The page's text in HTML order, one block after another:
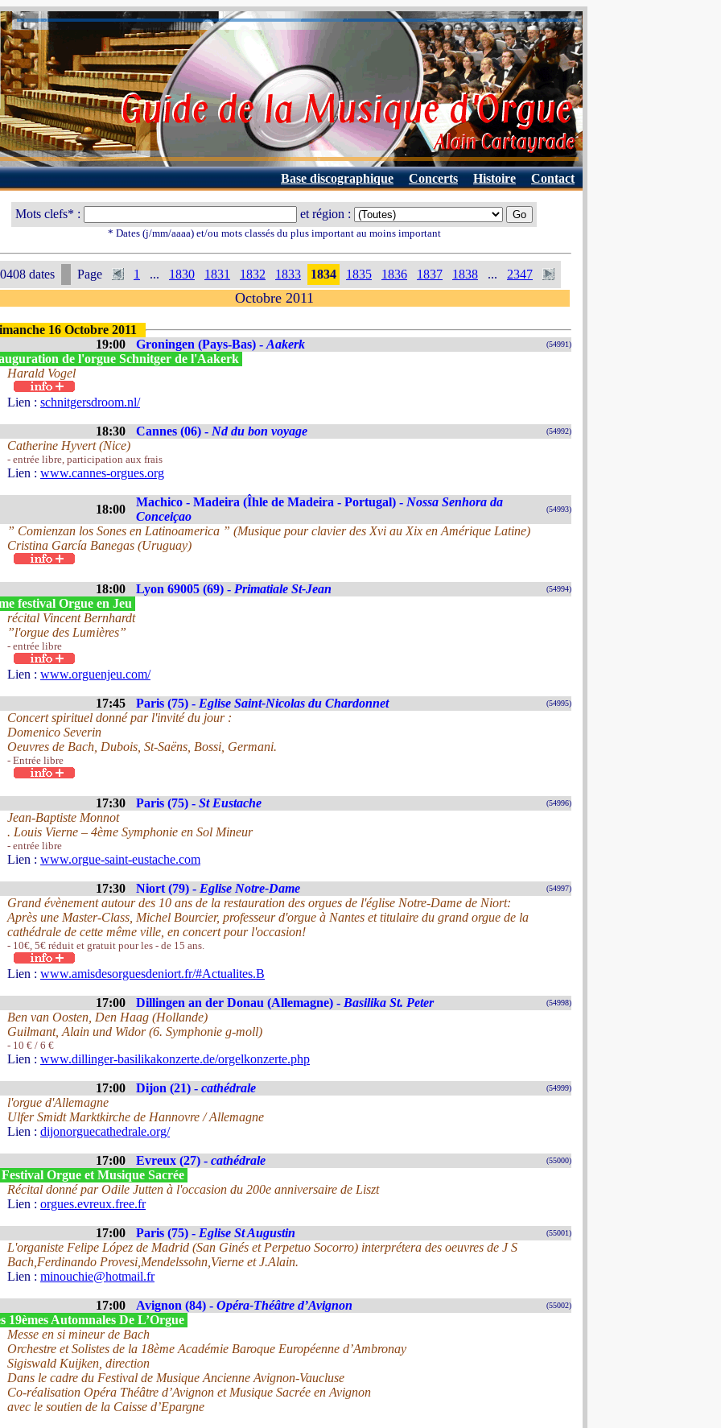
Base discographique Concerts Histoire Contact
Mots clefs* : et région :
* Dates (j/mm/aaaa) et/ou mots classés du plus important au moins important
dates Page 1 ... 1830 1831 1832 1833 1834 1835 1836 1837 1838 ... 2347
Octobre 2011
16 Octobre 2011
19:00
Groningen (Pays-Bas) - Aakerk (54991)
de l'orgue Schnitger de l'Aakerk
Harald Vogel
Lien : schnitgersdroom.nl/
18:30 Cannes (06) - Nd du bon voyage (54992)
Catherine Hyvert (Nice)
- entrée libre, participation aux frais
Lien : www.cannes-orgues.org
18:00
Machico - Madeira (Îhle de Madeira - Portugal) - Nossa Senhora da
Conceiçao
(54993)
” Comienzan los Sones en Latinoamerica ” (Musique pour clavier des Xvi au Xix en Amérique Latine)
Cristina García Banegas (Uruguay)
18:00 Lyon 69005 (69) - Primatiale St-Jean (54994)
festival Orgue en Jeu
récital Vincent Bernhardt
”l'orgue des Lumières”
- entrée libre
Lien : www.orguenjeu.com/
17:45 Paris (75) - Eglise Saint-Nicolas du Chardonnet (54995)
Concert spirituel donné par l'invité du jour :
Domenico Severin
Oeuvres de Bach, Dubois, St-Saëns, Bossi, Germani.
- Entrée libre
17:30 Paris (75) - St Eustache (54996)
Jean-Baptiste Monnot
. Louis Vierne – 4ème Symphonie en Sol Mineur
- entrée libre
Lien : www.orgue-saint-eustache.com
17:30 Niort (79) - Eglise Notre-Dame (54997)
Grand évènement autour des 10 ans de la restauration des orgues de l'église Notre-Dame de Niort:
Après une Master-Class, Michel Bourcier, professeur d'orgue à Nantes et titulaire du grand orgue de la
cathédrale de cette même ville, en concert pour l'occasion!
- 10€, 5€ réduit et gratuit pour les - de 15 ans.
Lien : www.amisdesorguesdeniort.fr/#Actualites.B
17:00 Dillingen an der Donau (Allemagne) - Basilika St. Peter (54998)
Ben van Oosten, Den Haag (Hollande)
Guilmant, Alain und Widor (6. Symphonie g-moll)
- 10 € / 6 €
Lien : www.dillinger-basilikakonzerte.de/orgelkonzerte.php
17:00 Dijon (21) - cathédrale (54999)
l'orgue d'Allemagne
Ulfer Smidt Marktkirche de Hannovre / Allemagne
Lien : dijonorguecathedrale.org/
17:00 Evreux (27) - cathédrale (55000)
Festival Orgue et Musique Sacrée
Récital donné par Odile Jutten à l'occasion du 200e anniversaire de Liszt
Lien : orgues.evreux.free.fr
17:00 Paris (75) - Eglise St Augustin (55001)
L'organiste Felipe López de Madrid (San Ginés et Perpetuo Socorro) interprétera des oeuvres de J S
Bach,Ferdinando Provesi,Mendelssohn,Vierne et J.Alain.
Lien : minouchie@hotmail.fr
17:00 Avignon (84) - Opéra-Théâtre d’Avignon (55002)
19èmes Automnales De L’Orgue
Messe en si mineur de Bach
Orchestre et Solistes de la 18ème Académie Baroque Européenne d’Ambronay
Sigiswald Kuijken, direction
Dans le cadre du Festival de Musique Ancienne Avignon-Vaucluse
Co-réalisation Opéra Théâtre d’Avignon et Musique Sacrée en Avignon
avec le soutien de la Caisse d’Epargne